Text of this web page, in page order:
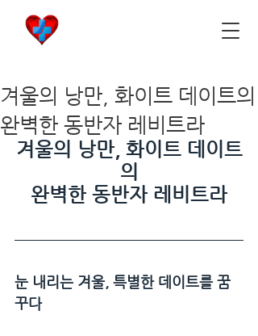
겨울의 낭만, 화이트 데이트의
완벽한 동반자 레비트라
겨울의 낭만, 화이트 데이트
의
완벽한 동반자 레비트라
눈 내리는 겨울, 특별한 데이트를 꿈
꾸다